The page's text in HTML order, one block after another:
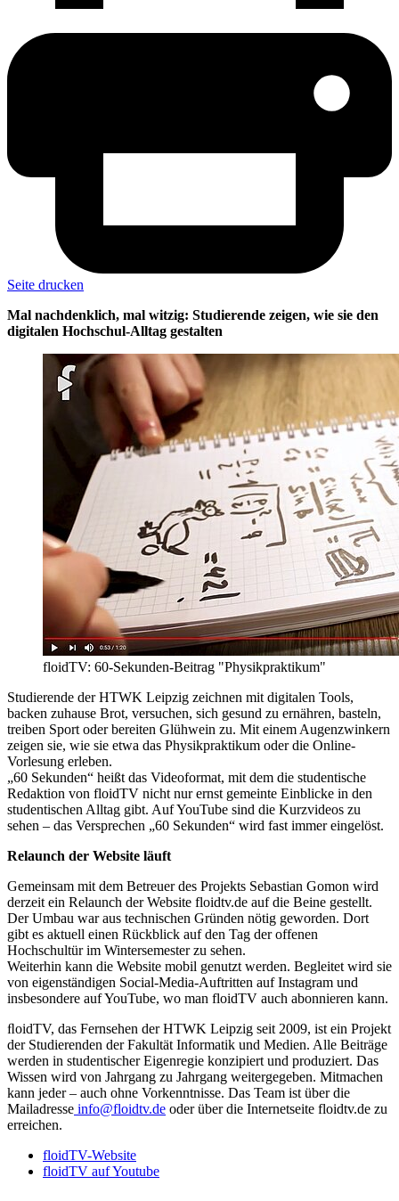
Seite drucken
Mal nachdenklich, mal witzig: Studierende zeigen, wie sie den
digitalen Hochschul-Alltag gestalten
floidTV: 60-Sekunden-Beitrag "Physikpraktikum"
Studierende der HTWK Leipzig zeichnen mit digitalen Tools,
backen zuhause Brot, versuchen, sich gesund zu ernähren, basteln,
treiben Sport oder bereiten Glühwein zu. Mit einem Augenzwinkern
zeigen sie, wie sie etwa das Physikpraktikum oder die Online-
Vorlesung erleben.
„60 Sekunden“ heißt das Videoformat, mit dem die studentische
Redaktion von floidTV nicht nur ernst gemeinte Einblicke in den
studentischen Alltag gibt. Auf YouTube sind die Kurzvideos zu
sehen – das Versprechen „60 Sekunden“ wird fast immer eingelöst.
Relaunch der Website läuft
Gemeinsam mit dem Betreuer des Projekts Sebastian Gomon wird
derzeit ein Relaunch der Website floidtv.de auf die Beine gestellt.
Der Umbau war aus technischen Gründen nötig geworden. Dort
gibt es aktuell einen Rückblick auf den Tag der offenen
Hochschultür im Wintersemester zu sehen.
Weiterhin kann die Website mobil genutzt werden. Begleitet wird sie
von eigenständigen Social-Media-Auftritten auf Instagram und
insbesondere auf YouTube, wo man floidTV auch abonnieren kann.
ﬂoidTV, das Fernsehen der HTWK Leipzig seit 2009, ist ein Projekt
der Studierenden der Fakultät Informatik und Medien. Alle Beiträge
werden in studentischer Eigenregie konzipiert und produziert. Das
Wissen wird von Jahrgang zu Jahrgang weitergegeben. Mitmachen
kann jeder – auch ohne Vorkenntnisse. Das Team ist über die
Mailadresse info@floidtv.de oder über die Internetseite floidtv.de zu
erreichen.
floidTV-Website
floidTV auf Youtube